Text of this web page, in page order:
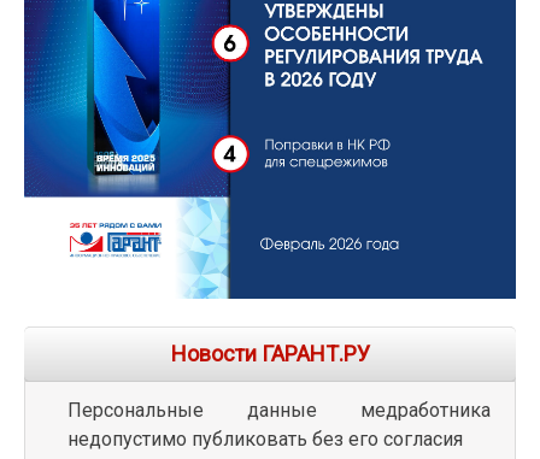
Новости ГАРАНТ.РУ
Персональные данные медработника
недопустимо публиковать без его согласия